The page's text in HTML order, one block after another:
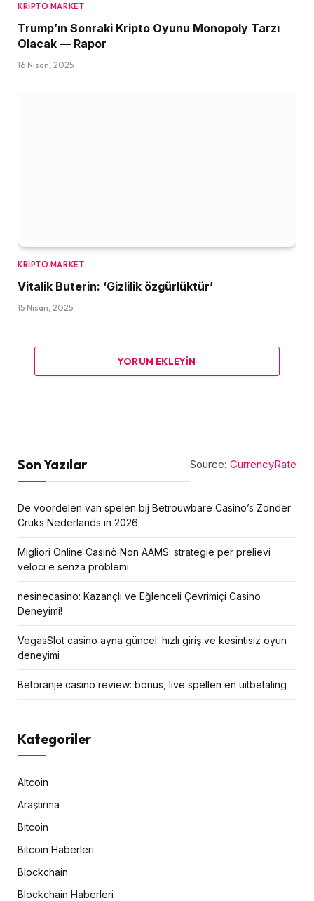
KRIPTO MARKET
Trump’ın Sonraki Kripto Oyunu Monopoly Tarzı
Olacak — Rapor
16 Nisan, 2025
KRIPTO MARKET
Vitalik Buterin: ‘Gizlilik özgürlüktür’
15 Nisan, 2025
YORUM EKLEYIN
Source: CurrencyRate
Son Yazılar
De voordelen van spelen bij Betrouwbare Casino’s Zonder
Cruks Nederlands in 2026
Migliori Online Casinò Non AAMS: strategie per prelievi
veloci e senza problemi
nesinecasino: Kazançlı ve Eğlenceli Çevrimiçi Casino
Deneyimi!
VegasSlot casino ayna güncel: hızlı giriş ve kesintisiz oyun
deneyimi
Betoranje casino review: bonus, live spellen en uitbetaling
Kategoriler
Altcoin
Araştırma
Bitcoin
Bitcoin Haberleri
Blockchain
Blockchain Haberleri